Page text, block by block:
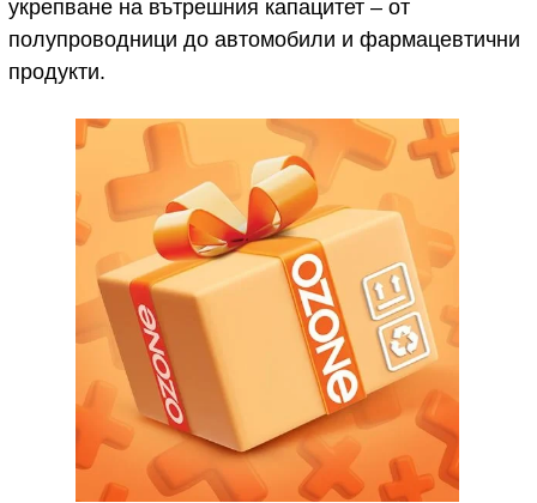
укрепване на вътрешния капацитет – от
полупроводници до автомобили и фармацевтични
продукти.